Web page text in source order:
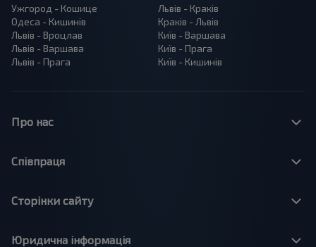
Ужгород - Кошице
Одеса - Кишинів
Львів - Вроцлав
Львів - Варшава
Львів - Прага
Львів - Краків
Краків - Львів
Київ - Варшава
Київ - Прага
Київ - Кишинів
Про нас
Співпраця
Сторінки сайту
Юридична інформація